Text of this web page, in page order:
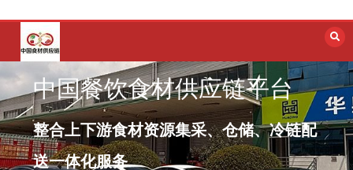
容
中国餐饮食材供应链平台
整合上下游食材资源集采、仓储、冷链配
送一体化服务